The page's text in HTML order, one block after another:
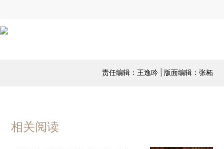
责任编辑：王逸吟 | 版面编辑：张柘
相关阅读